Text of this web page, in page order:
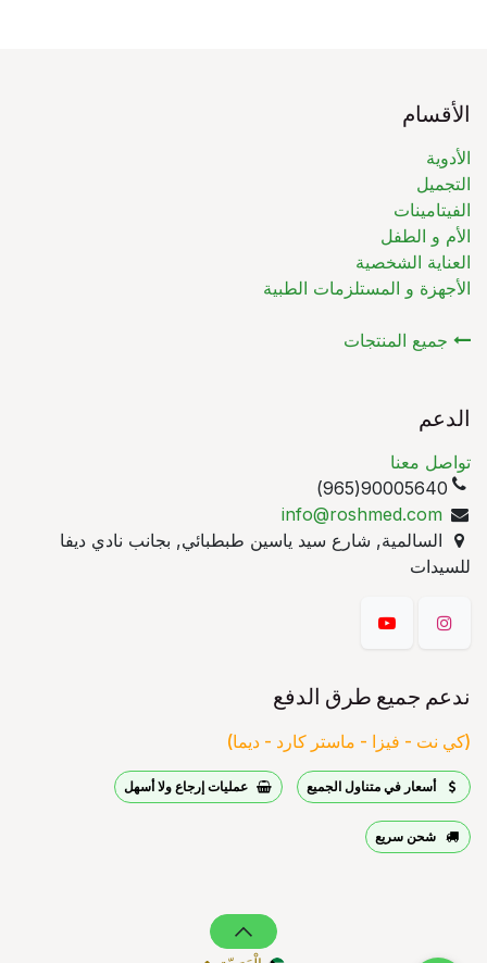
الأقسام
الأدوية
التجميل
الفيتامينات
الأم و الطفل
العناية الشخصية
الأجهزة و المستلزمات الطبية
جميع المنتجات
الدعم
تواصل معنا
90005640(965)
info@roshmed.com
السالمية, شارع سيد ياسين طبطبائي, بجانب نادي ديفا
للسيدات
ندعم جميع طرق الدفع
(كي نت - فيزا - ماستر كارد - ديما)
أسعار في متناول الجميع عمليات إرجاع ولا أسهل
شحن سريع